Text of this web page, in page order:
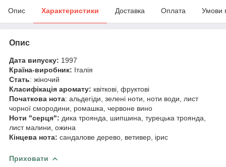
Опис Характеристики Доставка Оплата Умови
Опис
Дата випуску: 1997
Країна-виробник: Італія
Стать: жіночий
Класифікація аромату: квіткові, фруктові
Початкова нота: альдегіди, зелені ноти, ноти води, лист
чорної смородини, ромашка, червоне вино
Ноти "серця": дика троянда, шипшина, турецька троянда,
лист малини, ожина
Кінцева нота: сандалове дерево, ветивер, ірис
Приховати